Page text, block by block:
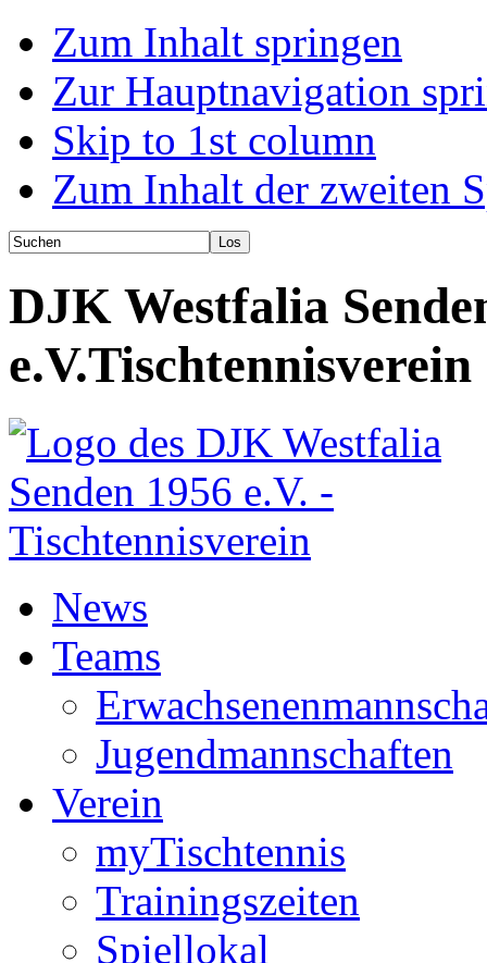
Zum Inhalt springen
Zur Hauptnavigation
Skip to 1st column
Zum Inhalt der zweiten
DJK Westfalia
e.V.Tischtennisverein
News
Teams
Jugendmannschaften
Verein
myTischtennis
Trainingszeiten
Spiellokal